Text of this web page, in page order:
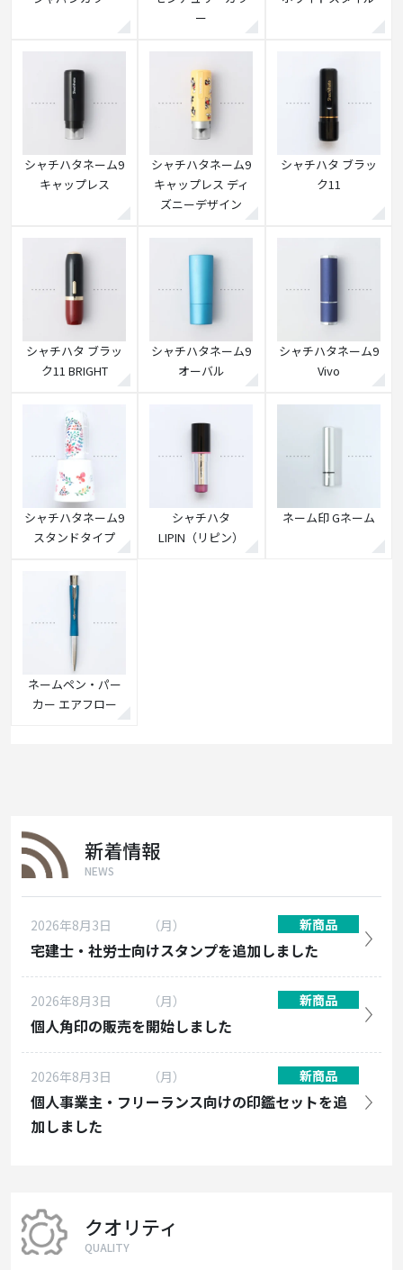
ー
シャチハタネーム9
キャップレス
シャチハタネーム9
キャップレス ディ
ズニーデザイン
シャチハタ ブラッ
ク11
シャチハタ ブラッ
ク11 BRIGHT
シャチハタネーム9
オーバル
シャチハタネーム9
Vivo
シャチハタネーム9
スタンドタイプ
シャチハタ
LIPIN（リピン）
ネーム印 Gネーム
ネームペン・パー
カー エアフロー
新着情報
NEWS
2026年8月3日 （月） 新商品
宅建士・社労士向けスタンプを追加しました
2026年8月3日 （月） 新商品
個人角印の販売を開始しました
2026年8月3日 （月） 新商品
個人事業主・フリーランス向けの印鑑セットを追
加しました
クオリティ
QUALITY